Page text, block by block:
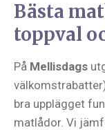
Bästa
toppval
På Mellisdags
bra upplägget
matlådor. Vi